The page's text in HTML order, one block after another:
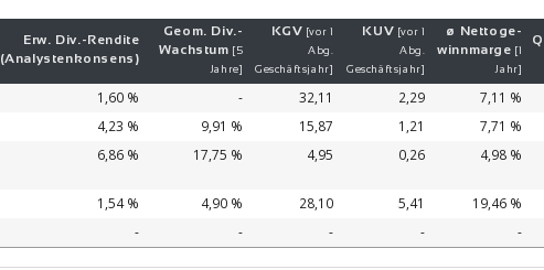
Erw. Div.- Ren­di­te
(Analystenkonsens)
Geom. Div.-
Wachs­tum [5
Jahre]
KGV [vor 1
Abg.
Geschäftsjahr]
KUV [vor 1
Abg.
Geschäftsjahr]
ø Netto­ge­
winn­mar­ge
Jahr]
1,60 % - 32,11 2,29 7,11 %
4,23 % 9,91 % 15,87 1,21 7,71 %
6,86 % 17,75 % 4,95 0,26 4,98 %
1,54 % 4,90 % 28,10 5,41 19,46 %
- - - - -